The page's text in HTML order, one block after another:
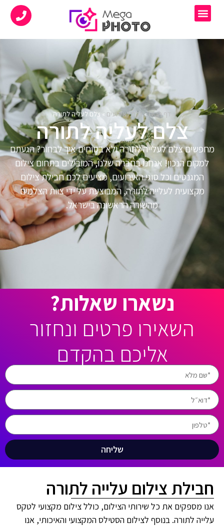
דף הבית»צלם לאירועים » צלם לעליה לתורה
צלם לעליה לתורה
מחפשים צלם לעלייה לתורה ולא בטוחים איך לבחור? הגעתם
למקום הנכון! אנחנו בחברה שלנו, המובילים בתחום צילום
המגנטים וכל סוגי האירועים, מציעים לכם חבילת צילום
מקצועית לעלייה לתורה, המבוצעת על ידי צוות הצלמים
מהשורה הראשונה בישראל.
נשארו שאלות?
השאירו פרטים ונחזור
אליכם בהקדם
שליחה
חבילת צילום עלייה לתורה
אנו מספקים את כל שירותי הצילום, כולל צילום מקצועי לטקס
עלייה לתורה. בנוסף לצילום הסטילס המקצועי והאיכותי, אנו